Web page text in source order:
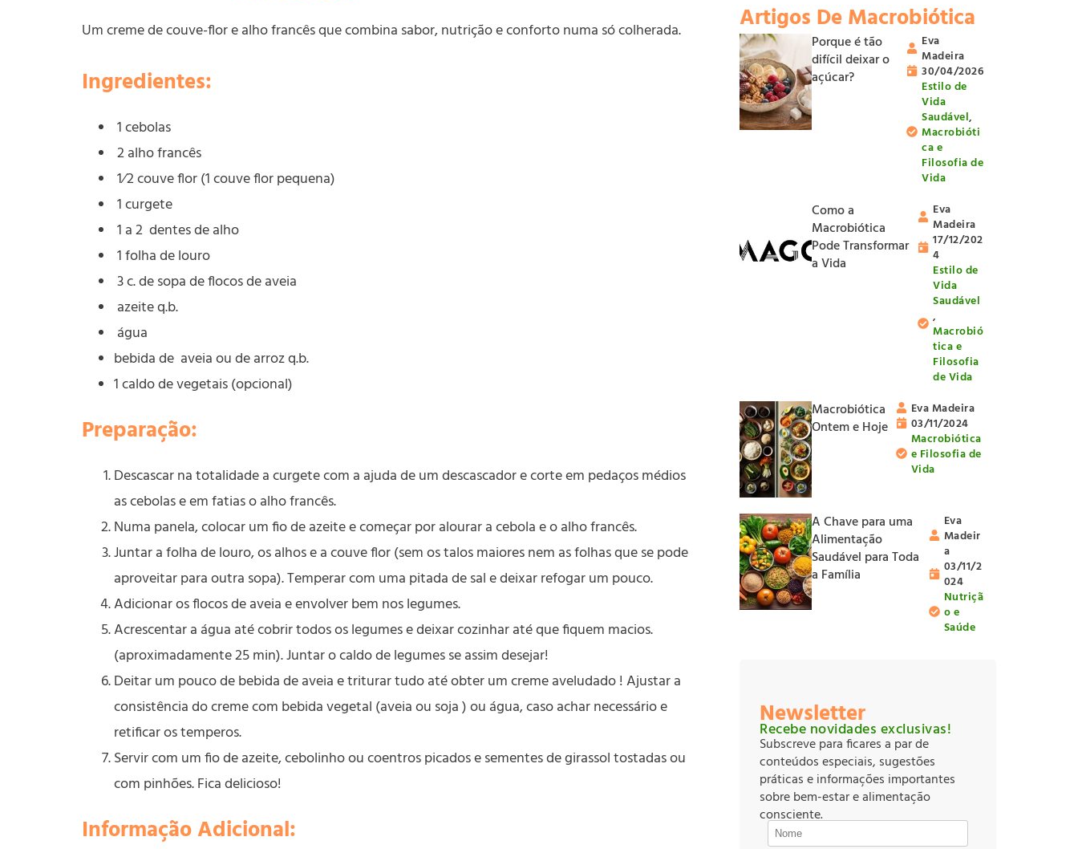
Um creme de couve-flor e alho francês que combina sabor, nutrição e conforto numa só colherada.
Ingredientes:
1 cebolas
2 alho francês
1⁄2 couve flor (1 couve flor pequena)
1 curgete
1 a 2 dentes de alho
1 folha de louro
3 c. de sopa de flocos de aveia
azeite q.b.
água
bebida de aveia ou de arroz q.b.
1 caldo de vegetais (opcional)
Preparação:
Descascar na totalidade a curgete com a ajuda de um descascador e corte em pedaços médios
as cebolas e em fatias o alho francês.
Numa panela, colocar um fio de azeite e começar por alourar a cebola e o alho francês.
Juntar a folha de louro, os alhos e a couve flor (sem os talos maiores nem as folhas que se pode
aproveitar para outra sopa). Temperar com uma pitada de sal e deixar refogar um pouco.
Adicionar os flocos de aveia e envolver bem nos legumes.
Acrescentar a água até cobrir todos os legumes e deixar cozinhar até que fiquem macios.
(aproximadamente 25 min). Juntar o caldo de legumes se assim desejar!
Deitar um pouco de bebida de aveia e triturar tudo até obter um creme aveludado ! Ajustar a
consistência do creme com bebida vegetal (aveia ou soja ) ou água, caso achar necessário e
retificar os temperos.
Servir com um fio de azeite, cebolinho ou coentros picados e sementes de girassol tostadas ou
com pinhões. Fica delicioso!
Informação Adicional:
Artigos De Macrobiótica
Porque é tão
difícil deixar o
açúcar?
Eva
Madeira
30/04/2026
Estilo de
Vida
Saudável,
Macrobióti
ca e
Filosofia de
Vida
Como a
Macrobiótica
Pode Transformar
a Vida
Eva
Madeira
17/12/202
4
Estilo de
Vida
Saudável
,
Macrobió
tica e
Filosofia
de Vida
Macrobiótica
Ontem e Hoje
Eva Madeira
03/11/2024
Macrobiótica
e Filosofia de
Vida
A Chave para uma
Alimentação
Saudável para Toda
a Família
Eva
Madeir
a
03/11/2
024
Nutriçã
o e
Saúde
Newsletter
Recebe novidades exclusivas!
Subscreve para ficares a par de
conteúdos especiais, sugestões
práticas e informações importantes
sobre bem-estar e alimentação
consciente.